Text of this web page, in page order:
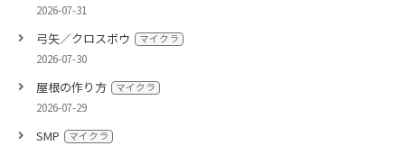
2026-07-31
弓矢／クロスボウ マイクラ
2026-07-30
屋根の作り方 マイクラ
2026-07-29
SMP マイクラ